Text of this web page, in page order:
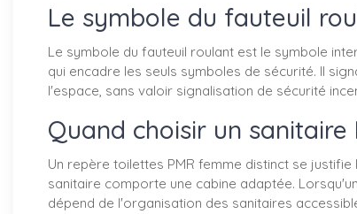
Le symbole du fauteuil
Le symbole du fauteuil roulant est le symbole
qui encadre les seuls symboles de sécurité. Il
l'espace, sans valoir signalisation de sécurité
Quand choisir un sanitaire
Un repère toilettes PMR femme distinct se
sanitaire comporte une cabine adaptée.
dépend de l'organisation des sanitaires